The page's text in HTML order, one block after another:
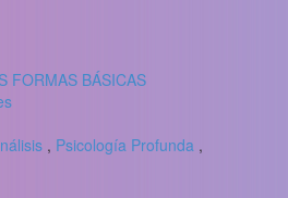
FORMAS BÁSICAS
, Psicología Profunda ,